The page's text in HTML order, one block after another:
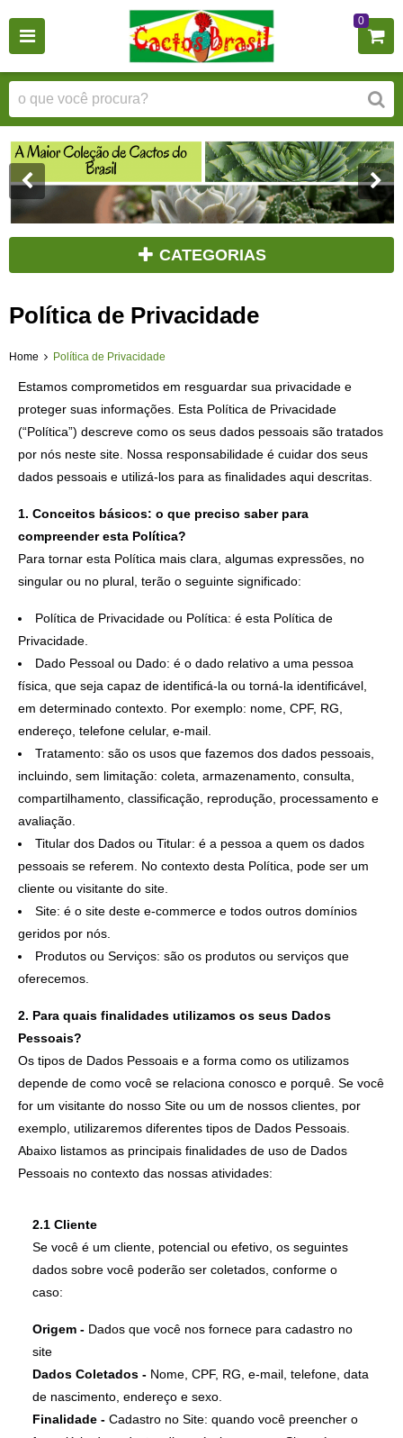
0
CATEGORIAS
Política de Privacidade
Home Política de Privacidade
Estamos comprometidos em resguardar sua privacidade e
proteger suas informações. Esta Política de Privacidade
(“Política”) descreve como os seus dados pessoais são tratados
por nós neste site. Nossa responsabilidade é cuidar dos seus
dados pessoais e utilizá-los para as finalidades aqui descritas.
1. Conceitos básicos: o que preciso saber para
compreender esta Política?
Para tornar esta Política mais clara, algumas expressões, no
singular ou no plural, terão o seguinte significado:
Política de Privacidade ou Política: é esta Política de
Privacidade.
Dado Pessoal ou Dado: é o dado relativo a uma pessoa
física, que seja capaz de identificá-la ou torná-la identificável,
em determinado contexto. Por exemplo: nome, CPF, RG,
endereço, telefone celular, e-mail.
Tratamento: são os usos que fazemos dos dados pessoais,
incluindo, sem limitação: coleta, armazenamento, consulta,
compartilhamento, classificação, reprodução, processamento e
avaliação.
Titular dos Dados ou Titular: é a pessoa a quem os dados
pessoais se referem. No contexto desta Política, pode ser um
cliente ou visitante do site.
Site: é o site deste e-commerce e todos outros domínios
geridos por nós.
Produtos ou Serviços: são os produtos ou serviços que
oferecemos.
2. Para quais finalidades utilizamos os seus Dados
Pessoais?
Os tipos de Dados Pessoais e a forma como os utilizamos
depende de como você se relaciona conosco e porquê. Se você
for um visitante do nosso Site ou um de nossos clientes, por
exemplo, utilizaremos diferentes tipos de Dados Pessoais.
Abaixo listamos as principais finalidades de uso de Dados
Pessoais no contexto das nossas atividades:
2.1 Cliente
Se você é um cliente, potencial ou efetivo, os seguintes
dados sobre você poderão ser coletados, conforme o
caso:
Origem - Dados que você nos fornece para cadastro no
site
Dados Coletados - Nome, CPF, RG, e-mail, telefone, data
de nascimento, endereço e sexo.
Finalidade - Cadastro no Site: quando você preencher o